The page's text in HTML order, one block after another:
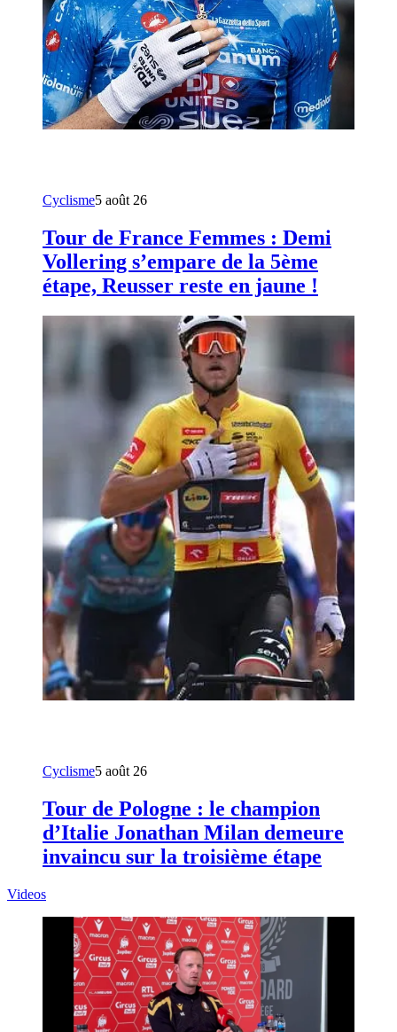
Cyclisme5 août 26
Tour de France Femmes : Demi
Vollering s’empare de la 5ème
étape, Reusser reste en jaune !
Cyclisme5 août 26
Tour de Pologne : le champion
d’Italie Jonathan Milan demeure
invaincu sur la troisième étape
Videos